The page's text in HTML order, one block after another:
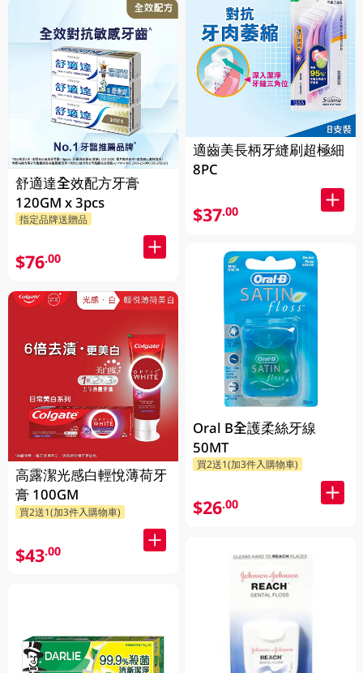
舒適達全效配方牙膏
120GM x 3pcs
指定品牌送贈品
$76.00
高露潔光感白輕悅薄荷牙
膏 100GM
買2送1(加3件入購物車)
$43.00
適齒美長柄牙縫刷超極細
8PC
$37.00
Oral B全護柔絲牙線
50MT
買2送1(加3件入購物車)
$26.00